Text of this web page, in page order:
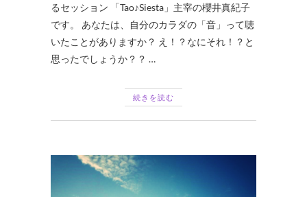
るセッション 「Tao♪Siesta」主宰の櫻井真紀子
です。 あなたは、自分のカラダの「音」って聴
いたことがありますか？ え！？なにそれ！？と
思ったでしょうか？？ …
続きを読む